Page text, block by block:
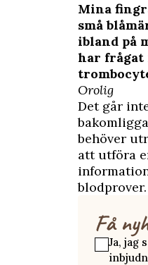
Mina
små
ibland på
har frågat
Orolig
Det går
behöver
att utföra
blodprover.
Få
Ja, jag